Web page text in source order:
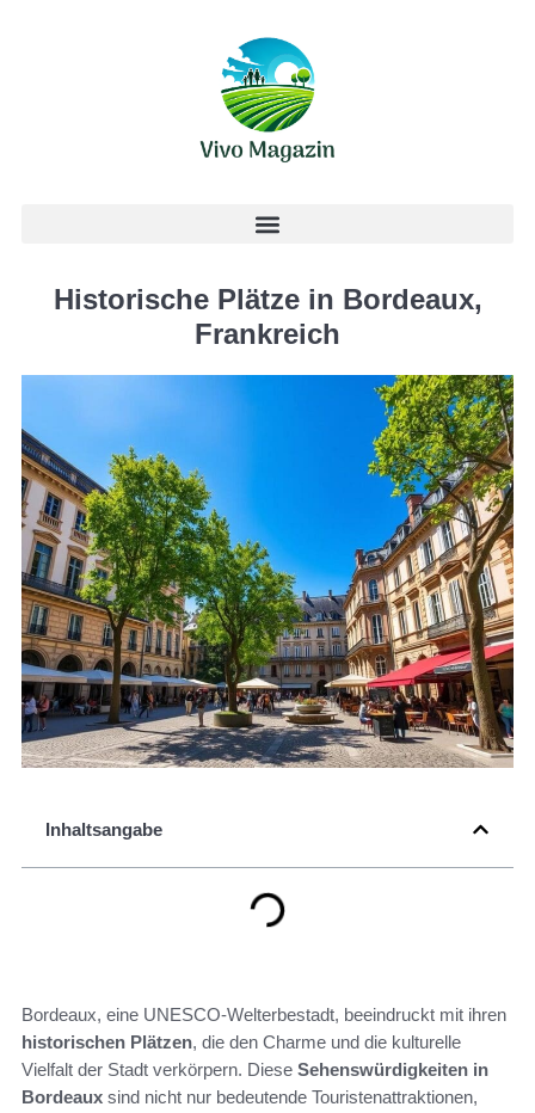
Historische Plätze in Bordeaux,
Frankreich
Inhaltsangabe
Bordeaux, eine UNESCO-Welterbestadt, beeindruckt mit ihren
historischen Plätzen, die den Charme und die kulturelle
Vielfalt der Stadt verkörpern. Diese Sehenswürdigkeiten in
Bordeaux sind nicht nur bedeutende Touristenattraktionen,